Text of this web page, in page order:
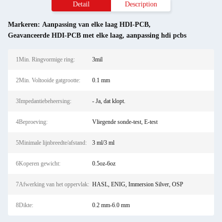
Detail Description
Markeren: Aanpassing van elke laag HDI-PCB,
Geavanceerde HDI-PCB met elke laag, aanpassing hdi pcbs
1Min. Ringvormige ring: 3mil
2Min. Voltooide gatgrootte: 0.1 mm
3Impedantiebeheersing: - Ja, dat klopt.
4Beproeving: Vliegende sonde-test, E-test
5Minimale lijnbreedte/afstand: 3 ml/3 ml
6Koperen gewicht: 0.5oz-6oz
7Afwerking van het oppervlak: HASL, ENIG, Immersion Silver, OSP
8Dikte: 0.2 mm-6.0 mm